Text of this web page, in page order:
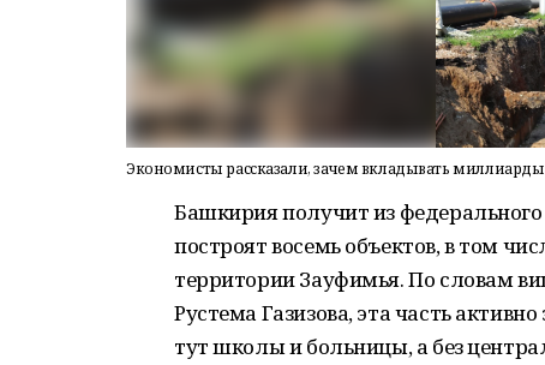
Экономисты рассказали, зачем вкладывать
Башкирия получит из
построят восемь объектов, в том
территории Зауфимья. По словам
Рустема Газизова, эта часть
тут школы и больницы, а без